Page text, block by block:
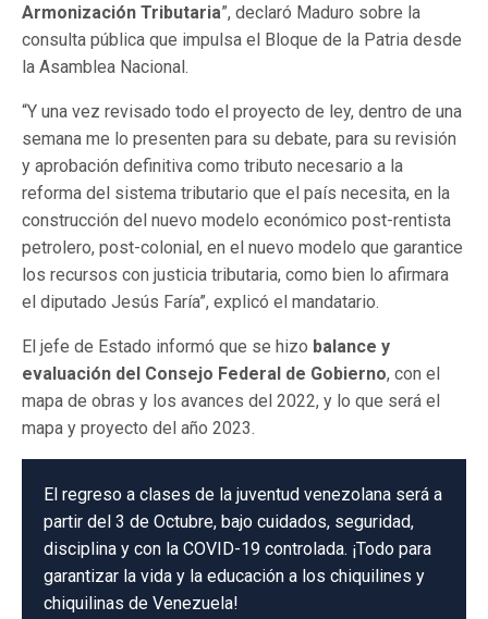
Armonización Tributaria”, declaró Maduro sobre la
consulta pública que impulsa el Bloque de la Patria desde
la Asamblea Nacional.
“Y una vez revisado todo el proyecto de ley, dentro de una
semana me lo presenten para su debate, para su revisión
y aprobación definitiva como tributo necesario a la
reforma del sistema tributario que el país necesita, en la
construcción del nuevo modelo económico post-rentista
petrolero, post-colonial, en el nuevo modelo que garantice
los recursos con justicia tributaria, como bien lo afirmara
el diputado Jesús Faría”, explicó el mandatario.
El jefe de Estado informó que se hizo balance y
evaluación del Consejo Federal de Gobierno, con el
mapa de obras y los avances del 2022, y lo que será el
mapa y proyecto del año 2023.
El regreso a clases de la juventud venezolana será a
partir del 3 de Octubre, bajo cuidados, seguridad,
disciplina y con la COVID-19 controlada. ¡Todo para
garantizar la vida y la educación a los chiquilines y
chiquilinas de Venezuela!